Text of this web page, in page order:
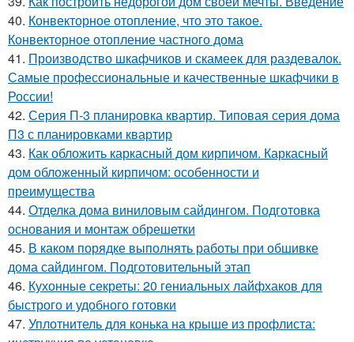
40. Конвекторное отопление, что это такое.
Конвекторное отопление частного дома
41. Производство шкафчиков и скамеек для раздевалок.
Самые профессиональные и качественные шкафчики в
России!
42. Серия П-3 планировка квартир. Типовая серия дома
П3 с планировками квартир
43. Как обложить каркасный дом кирпичом. Каркасный
дом обложенный кирпичом: особенности и
преимущества
44. Отделка дома виниловым сайдингом. Подготовка
основания и монтаж обрешетки
45. В каком порядке выполнять работы при обшивке
дома сайдингом. Подготовительный этап
46. Кухонные секреты: 20 гениальных лайфхаков для
быстрого и удобного готовки
47. Уплотнитель для конька на крыше из профлиста: